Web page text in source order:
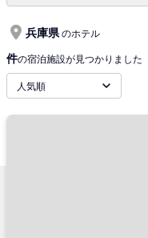
兵庫県のホテル
件の宿泊施設が見つかりました
人気順